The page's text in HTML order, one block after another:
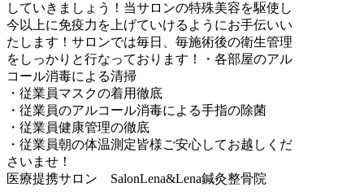
していきましょう！当サロンの特殊美容を駆使し
今以上に免疫力を上げていけるようにお手伝いい
たします！サロンでは毎日、毎施術後の衛生管理
をしっかりと行なっております！・各部屋のアル
コール消毒による清掃
・従業員マスクの着用徹底
・従業員のアルコール消毒による手指の除菌
・従業員健康管理の徹底
・従業員朝の体温測定皆様ご安心してお越しくだ
さいませ！
医療提携サロン SalonLena&Lena鍼灸整骨院